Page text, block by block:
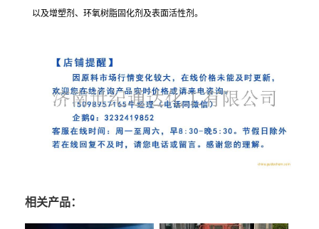
以及增塑剂、环氧树脂固化剂及表面活性剂。
相关产品：